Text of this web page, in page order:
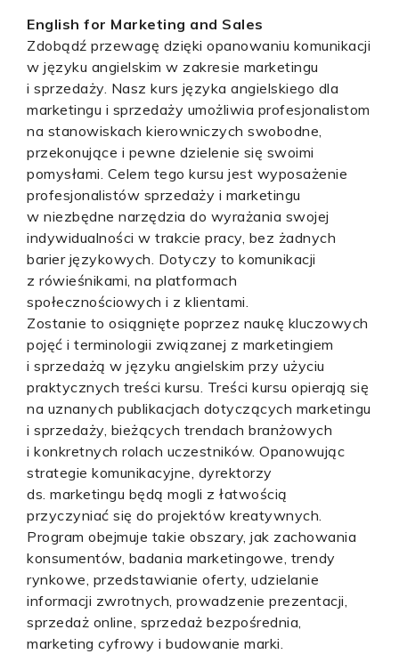
English for Marketing and Sales
Zdobądź przewagę dzięki opanowaniu komunikacji
w języku angielskim w zakresie marketingu
i sprzedaży. Nasz kurs języka angielskiego dla
marketingu i sprzedaży umożliwia profesjonalistom
na stanowiskach kierowniczych swobodne,
przekonujące i pewne dzielenie się swoimi
pomysłami. Celem tego kursu jest wyposażenie
profesjonalistów sprzedaży i marketingu
w niezbędne narzędzia do wyrażania swojej
indywidualności w trakcie pracy, bez żadnych
barier językowych. Dotyczy to komunikacji
z rówieśnikami, na platformach
społecznościowych i z klientami.
Zostanie to osiągnięte poprzez naukę kluczowych
pojęć i terminologii związanej z marketingiem
i sprzedażą w języku angielskim przy użyciu
praktycznych treści kursu. Treści kursu opierają się
na uznanych publikacjach dotyczących marketingu
i sprzedaży, bieżących trendach branżowych
i konkretnych rolach uczestników. Opanowując
strategie komunikacyjne, dyrektorzy
ds. marketingu będą mogli z łatwością
przyczyniać się do projektów kreatywnych.
Program obejmuje takie obszary, jak zachowania
konsumentów, badania marketingowe, trendy
rynkowe, przedstawianie oferty, udzielanie
informacji zwrotnych, prowadzenie prezentacji,
sprzedaż online, sprzedaż bezpośrednia,
marketing cyfrowy i budowanie marki.